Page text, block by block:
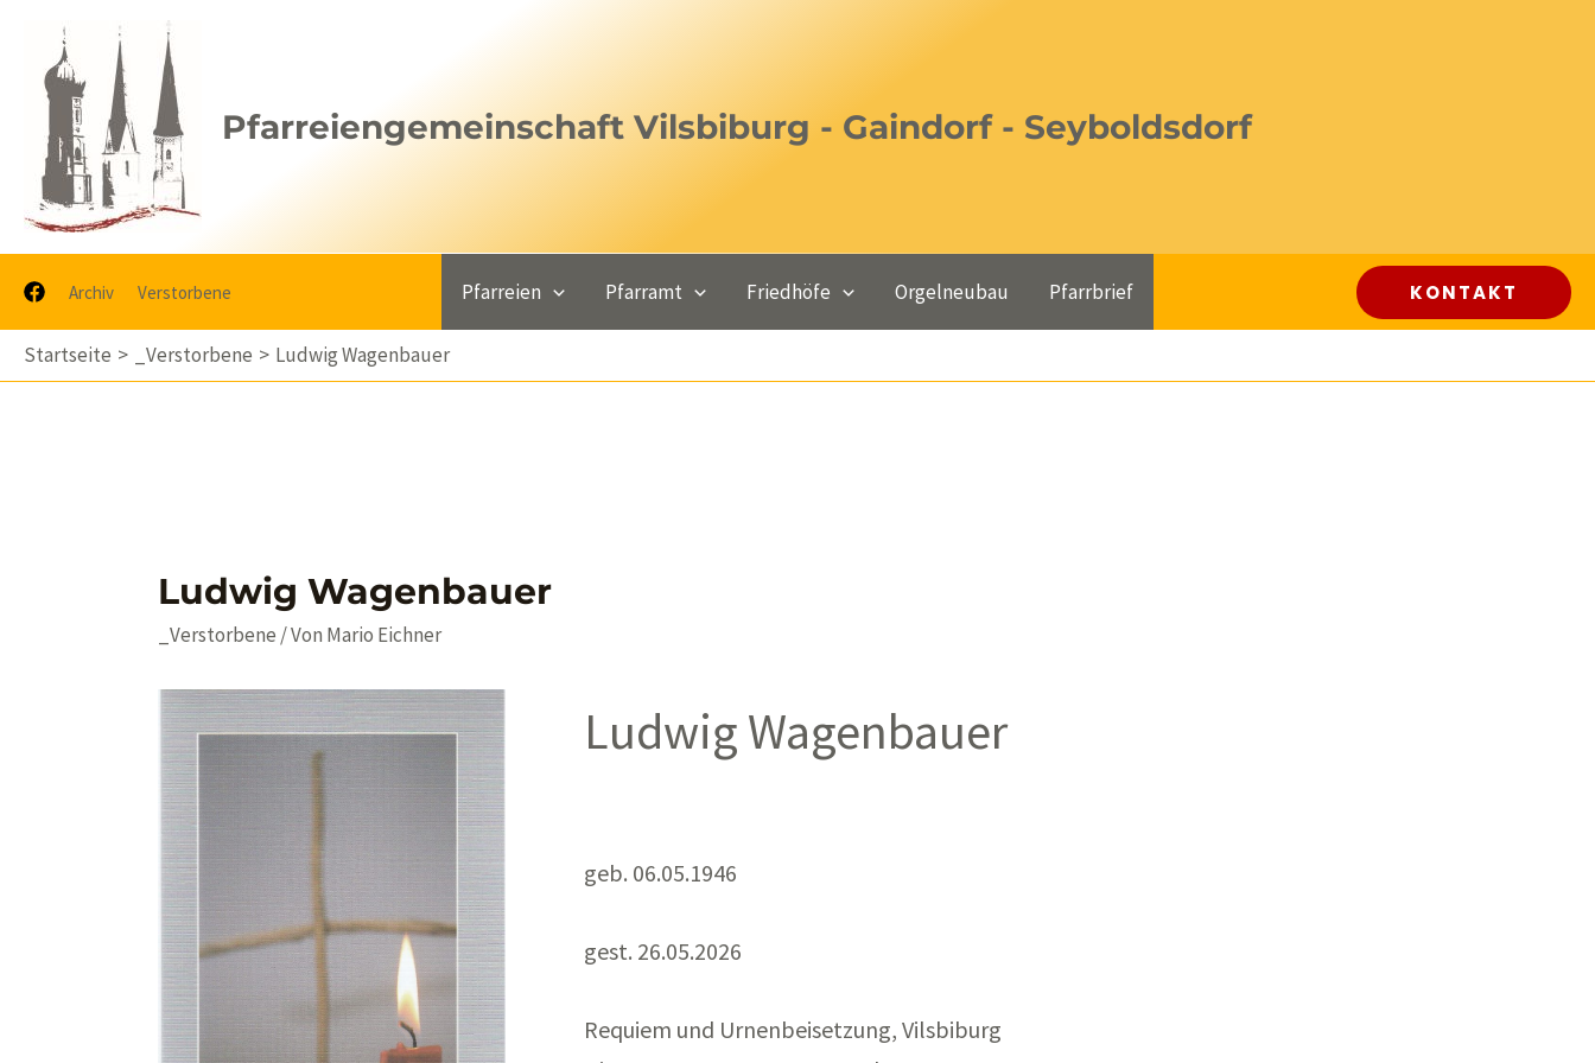
springen
Pfarreiengemeinschaft Vilsbiburg - Gaindorf - Seyboldsdorf
Archiv Verstorbene Pfarreien Pfarramt Friedhöfe Orgelneubau Pfarrbrief KONTAKT
Startseite _Verstorbene Ludwig Wagenbauer
Ludwig Wagenbauer
_Verstorbene / Von Mario Eichner
Ludwig Wagenbauer
geb. 06.05.1946
gest. 26.05.2026
Requiem und Urnenbeisetzung, Vilsbiburg